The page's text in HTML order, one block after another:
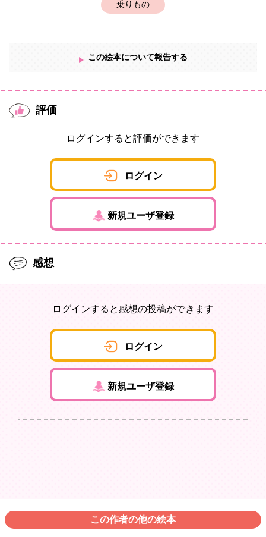
乗りもの
この絵本について報告する
評価
ログインすると評価ができます
ログイン
新規ユーザ登録
感想
ログインすると感想の投稿ができます
ログイン
新規ユーザ登録
この作者の他の絵本